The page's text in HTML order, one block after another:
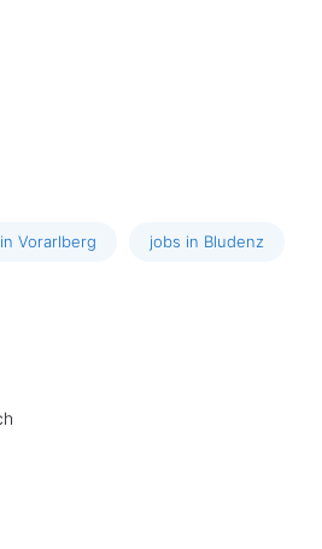
Vorarlberg jobs in Bludenz